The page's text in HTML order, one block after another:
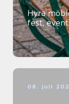
Hyra möbler
fest,
08. juli